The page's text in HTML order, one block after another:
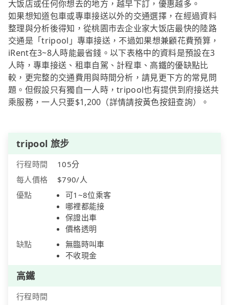
大饭店或任何你想去的地方，越早下訂，優惠越多。
如果想知道包車或專車接送以外的交通選擇，在經過資料
整理與分析後得知，從桃園市去企业家大饭店最快的陸路
交通是「tripool」專車接送，不過如果想兼顧花費預算，
iRent在3~8人時能最省錢。以下表格中的資料是預設在3
人時，專車接送、租車自駕、計程車、高鐵的優缺點比
較，更完整的交通費用與時間分析，請見更下方的常見問
題。但假設只有獨自一人時，tripool也有提供到府接送共
乘服務，一人只要$1,200（詳情請按黃色按鈕查詢）。
tripool 旅步
行程時間
105分
每人價格
$790/人
優點
可1~8位乘客
哪裡都能接
保證出車
價格透明
缺點
無臨時叫車
不收現金
高鐵
行程時間